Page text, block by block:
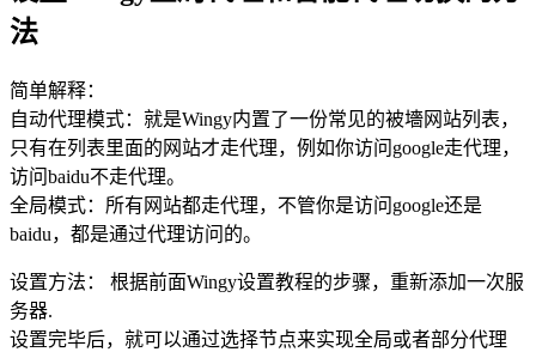
法
简单解释：
自动代理模式：就是Wingy内置了一份常见的被墻网站列表，
只有在列表里面的网站才走代理，例如你访问google走代理，
访问baidu不走代理。
全局模式：所有网站都走代理，不管你是访问google还是
baidu，都是通过代理访问的。
设置方法： 根据前面Wingy设置教程的步骤，重新添加一次服
务器.
设置完毕后，就可以通过选择节点来实现全局或者部分代理